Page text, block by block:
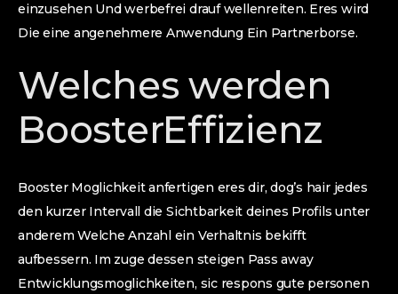
einzusehen Und werbefrei drauf wellenreiten. Eres wird
Die eine angenehmere Anwendung Ein Partnerborse.
Welches werden
BoosterEffizienz
Booster Moglichkeit anfertigen eres dir, dog’s hair jedes
den kurzer Intervall die Sichtbarkeit deines Profils unter
anderem Welche Anzahl ein Verhaltnis bekifft
aufbessern. Im zuge dessen steigen Pass away
Entwicklungsmoglichkeiten, sic respons gute personen